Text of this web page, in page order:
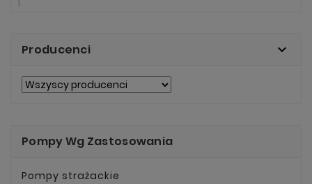
Producenci 
Pompy Wg Zastosowania
Pompy strażackie